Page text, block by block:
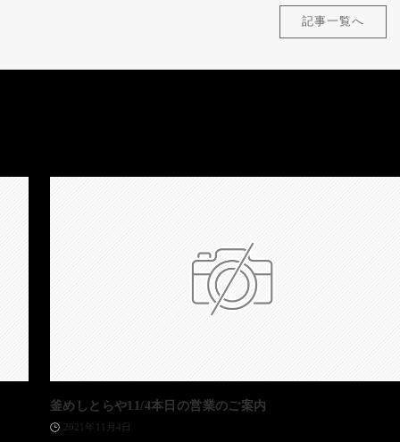
記事一覧へ
釜めしとらや11/4本日の営業のご案内
2021年11月4日